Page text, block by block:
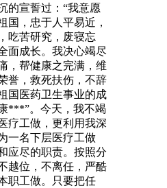
的宣誓过：“我意愿
国，忠于人平易近，
吃苦研究，废寝忘
面成长。我决心竭尽
，帮健康之完满，维
誉，救死扶伤，不辞
国医药卫生事业的成
***”。今天，我不竭
疗工做，更利用我深
一名下层医疗工做
应尽的职责。按照分
越位，不离任，严酷
职工做。只要把任